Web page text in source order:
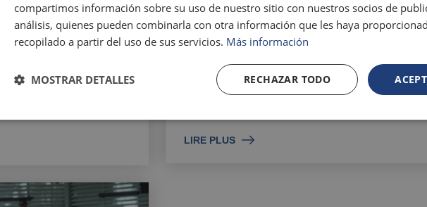
POUR
et la Méditerranée est
...
BOISSONS PREMIUM GRATUITES
Exclusif tout compris!
Bière, mojito, gin et tonic... ...
LIRE PLUS
compartimos información sobre su uso de nuestro sitio con nuestros socios de
análisis, quienes pueden combinarla con otra información que les haya
recopilado a partir del uso de sus servicios. Más información
RECHAZAR TODO
MOSTRAR DETALLES